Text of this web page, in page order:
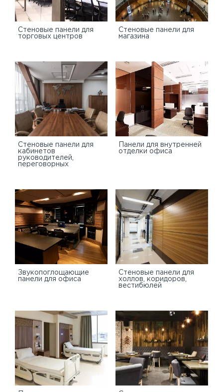
Cтеновые панели для
торговых центров
Стеновые панели для
магазина
Стеновые панели для
кабинетов
руководителей,
переговорных
Панели для внутренней
отделки офиса
Звукопоглощающие
панели для офиса
Стеновые панели для
холлов, коридоров,
вестибюлей